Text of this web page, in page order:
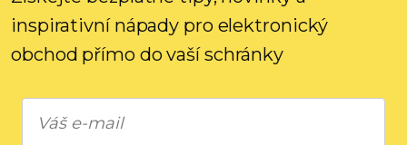
inspirativní nápady pro elektronický
obchod přímo do vaší schránky